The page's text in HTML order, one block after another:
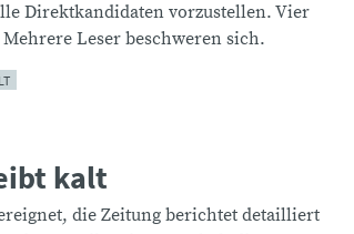
Direktkandidaten vorzustellen. Vier
Leser beschweren sich.
kalt
die Zeitung berichtet detailliert